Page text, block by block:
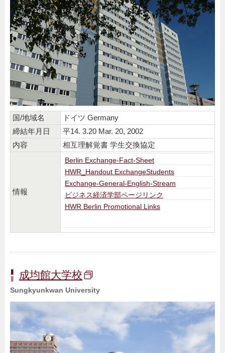
国/地域名
ドイツ Germany
締結年月日
平14. 3.20 Mar. 20, 2002
内容
相互理解覚書 学生交換協定
情報
Berlin Exchange-Fact-Sheet
HWR_Handout ExchangeStudents
Exchange-General-English-Stream
ビジネス経済学部ページリンク
HWR Berlin Promotional Links
成均館大学校
Sungkyunkwan University